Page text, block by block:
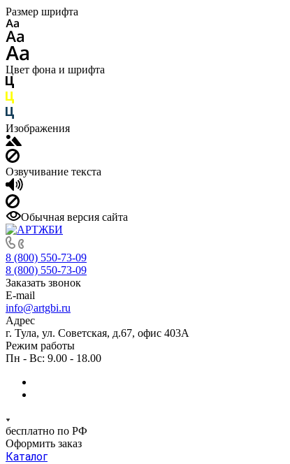
Размер шрифта
Цвет фона и шрифта
Изображения
Озвучивание текста
Обычная версия сайта
8 (800) 550-73-09
8 (800) 550-73-09
Заказать звонок
E-mail
info@artgbi.ru
Адрес
г. Тула, ул. Советская, д.67, офис 403А
Режим работы
Пн - Вс: 9.00 - 18.00
бесплатно по РФ
Оформить заказ
Каталог